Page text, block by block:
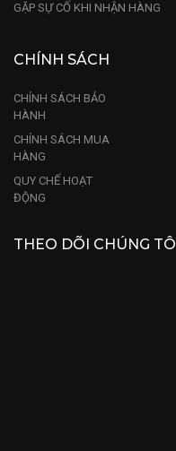
GẶP SỰ CỐ KHI NHẬN HÀNG
CHÍNH SÁCH
CHÍNH SÁCH BẢO
HÀNH
CHÍNH SÁCH MUA
HÀNG
QUY CHẾ HOẠT
ĐỘNG
THEO DÕI CHÚNG TÔI